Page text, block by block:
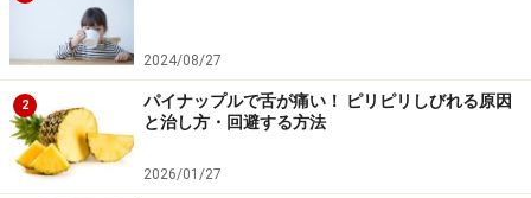
さらに注目すべきは、平均寿命第2位がシンガポール
（83.86歳）、第3位が大韓民国（83.80歳）と、上位3カ
国がいずれもお米を主食とする国である点です。もちろ
ん、平均寿命の高さをごはんだけで説明することはでき
ません。
しかし少なくとも、「ごはんを主食にしてきた
2024/08/27
2
パイナップルで舌が痛い！ ピリピリしびれる原因
と治し方・回避する方法
2026/01/27